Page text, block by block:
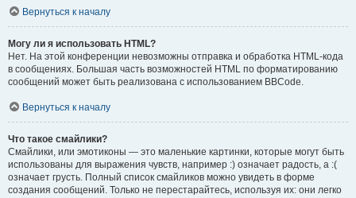
Вернуться к началу
Могу ли я использовать HTML?
Нет. На этой конференции невозможны отправка и обработка HTML-кода
в сообщениях. Большая часть возможностей HTML по форматированию
сообщений может быть реализована с использованием BBCode.
Вернуться к началу
Что такое смайлики?
Смайлики, или эмотиконы — это маленькие картинки, которые могут быть
использованы для выражения чувств, например :) означает радость, а :(
означает грусть. Полный список смайликов можно увидеть в форме
создания сообщений. Только не перестарайтесь, используя их: они легко